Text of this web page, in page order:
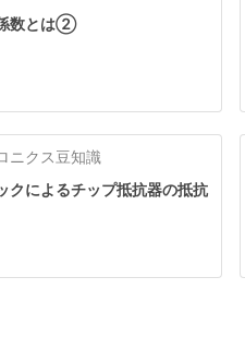
数とは②
ニクス豆知識
クによるチップ抵抗器の抵抗